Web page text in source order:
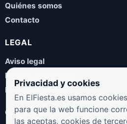
Quiénes somos
Contacto
LEGAL
Aviso legal
Política de privacidad
Política de cookies
COLABORA
Privacidad y cookies
En ElFiesta.es usamos
para que la web funcione
las aceptas, cookies de